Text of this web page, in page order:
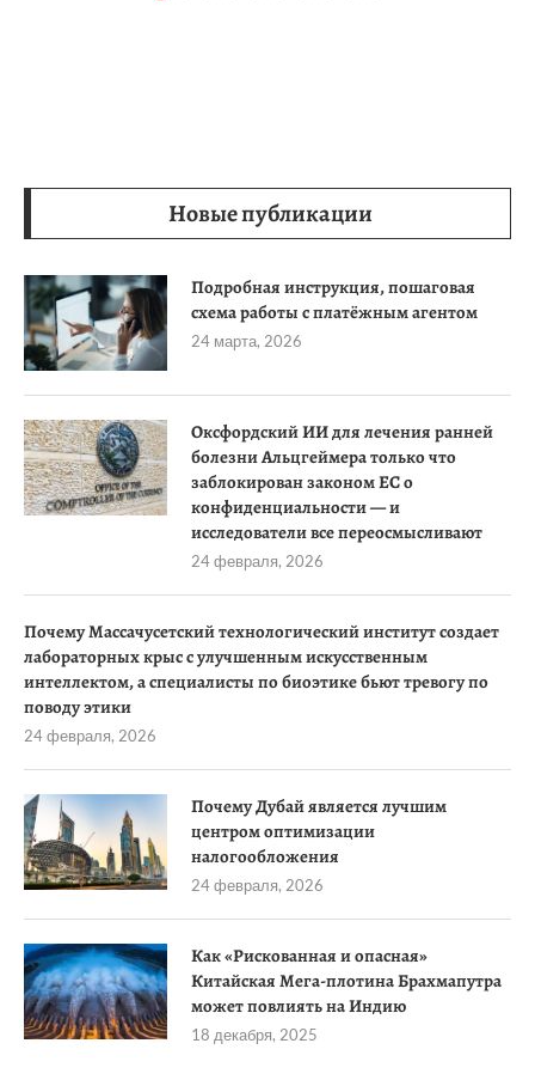
Новые публикации
Подробная инструкция, пошаговая
схема работы с платёжным агентом
24 марта, 2026
Оксфордский ИИ для лечения ранней
болезни Альцгеймера только что
заблокирован законом ЕС о
конфиденциальности — и
исследователи все переосмысливают
24 февраля, 2026
Почему Массачусетский технологический институт создает
лабораторных крыс с улучшенным искусственным
интеллектом, а специалисты по биоэтике бьют тревогу по
поводу этики
24 февраля, 2026
Почему Дубай является лучшим
центром оптимизации
налогообложения
24 февраля, 2026
Как «Рискованная и опасная»
Китайская Мега-плотина Брахмапутра
может повлиять на Индию
18 декабря, 2025